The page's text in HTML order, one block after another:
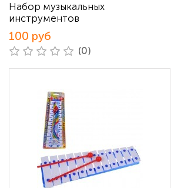
Набор музыкальных
инструментов
100 руб
(0)